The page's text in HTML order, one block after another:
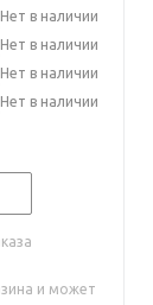
Нет в наличии
Нет в наличии
Нет в наличии
Нет в наличии
и может